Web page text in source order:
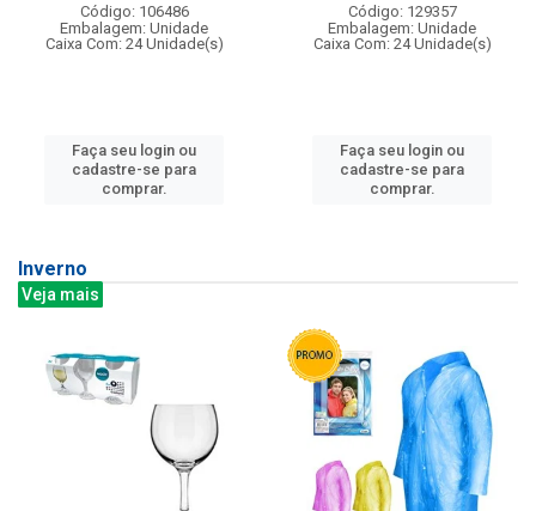
Código: 106486
Embalagem: Unidade
Caixa Com: 24 Unidade(s)
Faça seu login ou
cadastre-se para
comprar.
Código: 129357
Embalagem: Unidade
Caixa Com: 24 Unidade(s)
Faça seu login ou
cadastre-se para
comprar.
Inverno
Veja mais